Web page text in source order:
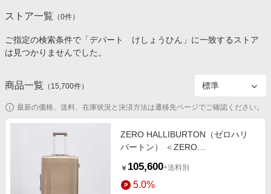
カテゴリー一覧
百貨店・総合ECモール
食品・スイーツ・お酒
コスメ・健康・医薬品
キッズ・ベビー用品
家電・PC・スマホ・カメラ
エンタメ
イベント一覧
初回購入者限定特典
対象ストア新規限定特典
楽天ペイ導入ストア
楽天サービス特集
楽天IDでログイン/会員登録
ストア一覧 （0件）
ご指定の検索条件で「デパート けしょうひん」に一致するストア
は見つかりませんでした。
商品一覧 （ 15,700件）
最新の価格、送料、在庫状況と決済方法は遷移先ページでご確認ください。
ZERO HALLIBURTON（ゼロハリ
バートン） ＜ZERO
ース
￥ 105,600+送料別
5.0%